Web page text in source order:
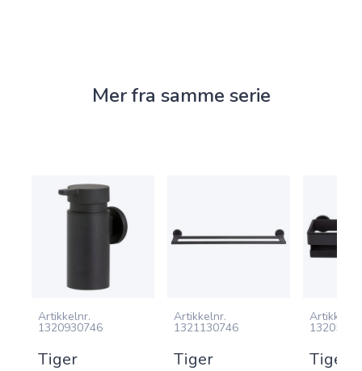
Mer fra samme serie
Artikkelnr.
1320930746
Tiger
Artikkelnr.
1321130746
Tiger
Artikkelnr.
Tiger